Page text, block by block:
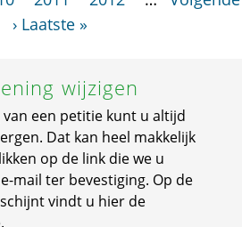
› Laatste »
wijzigen
een petitie kunt u altijd
Dat kan heel makkelijk
op de link die we u
mail ter bevestiging. Op de
vindt u hier de